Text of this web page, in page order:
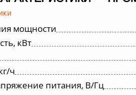
мощности
кВт
ч
питания, В/Гц